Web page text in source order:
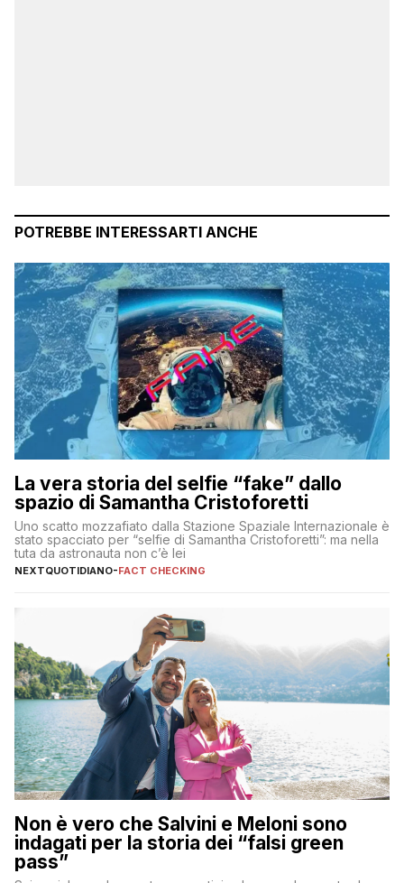
POTREBBE INTERESSARTI ANCHE
La vera storia del selfie “fake” dallo
spazio di Samantha Cristoforetti
Uno scatto mozzafiato dalla Stazione Spaziale Internazionale è
stato spacciato per “selfie di Samantha Cristoforetti”: ma nella
tuta da astronauta non c’è lei
NEXTQUOTIDIANO-FACT CHECKING
Non è vero che Salvini e Meloni sono
indagati per la storia dei “falsi green
pass”